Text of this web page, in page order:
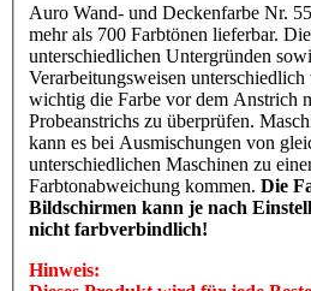
Auro Wand- und Deckenfarbe Nr.
mehr als 700 Farbtönen lieferbar.
unterschiedlichen Untergründen
Verarbeitungsweisen
wichtig die Farbe vor dem Anstrich
Probeanstrichs zu überprüfen.
kann es bei Ausmischungen von
unterschiedlichen Maschinen zu
Farbtonabweichung kommen. Die
Bildschirmen kann je nach
nicht farbverbindlich!
Hinweis: